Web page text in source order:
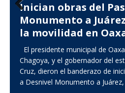
Inician obras del
Monumento a
la movilidad en
El presidente municipal de
Chagoya, y el gobernador del
Cruz, dieron el banderazo de
a Desnivel Monumento a
Prev
ious